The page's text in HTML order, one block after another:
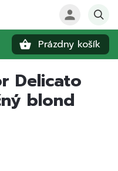
Prázdny košík
Delicato
blond